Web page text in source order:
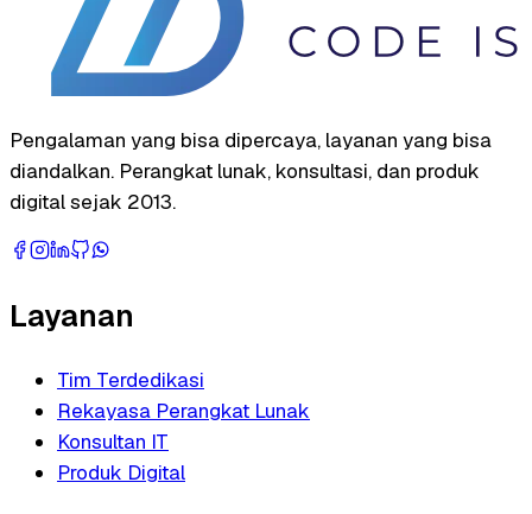
Pengalaman yang bisa dipercaya, layanan yang bisa
diandalkan. Perangkat lunak, konsultasi, dan produk
digital sejak 2013.
Layanan
Tim Terdedikasi
Rekayasa Perangkat Lunak
Konsultan IT
Produk Digital